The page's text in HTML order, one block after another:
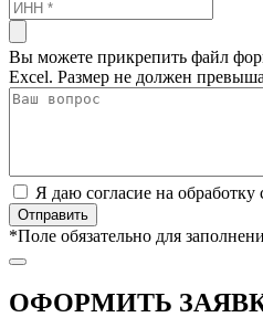
Вы можете прикрепить файл
Excel. Размер не должен
Я даю согласие на обработку
*Поле обязательно для
ОФОРМИТЬ